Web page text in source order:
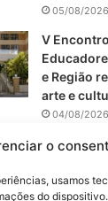
o
usamos
do
05/08/2026
V
e Região
arte e
04/08/2026
Teatro da
João del-